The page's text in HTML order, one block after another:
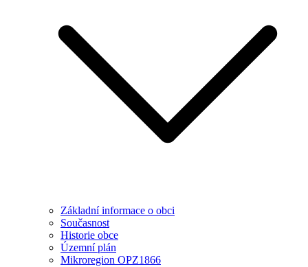
Základní informace o obci
Současnost
Historie obce
Územní plán
Mikroregion OPZ1866